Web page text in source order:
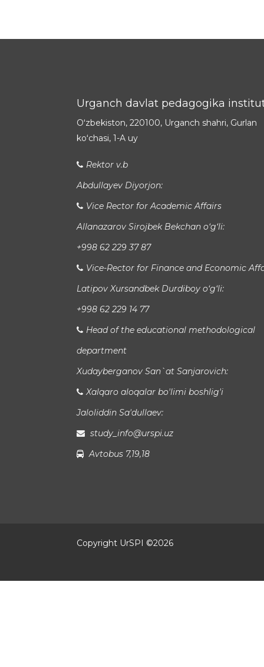
Urganch davlat pedagogika
Oʻzbekiston, 220100, Urganch shahri, Gurlan
koʻchasi, 1-A uy
Rektor v.b
Abdullayev Diyorjon:
Vice Rector for Academic Affairs
Allanazarov Sirojbek Bekchan o‘g‘li:
+998 62 229 37 87
Vice-Rector for Finance and Economic
Latipov Xursandbek Durdiboy o‘g‘li:
+998 62 229 14 77
Head of the educational methodological
department
Xudayberganov San`at Sanjarovich:
Xalqaro aloqalar bo'limi boshlig'i
Jaloliddin Sa'dullaev:
study_info@urspi.uz
Avtobus 7,19,18
Copyright UrSPI ©2026